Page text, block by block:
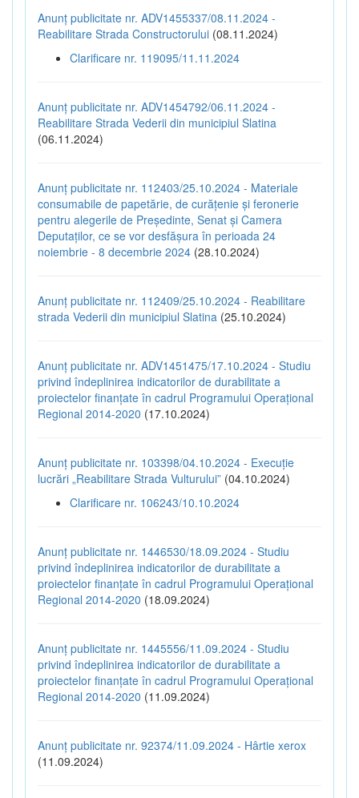
Anunț publicitate nr. ADV1455337/08.11.2024 -
Reabilitare Strada Constructorului (08.11.2024)
Clarificare nr. 119095/11.11.2024
Anunț publicitate nr. ADV1454792/06.11.2024 -
Reabilitare Strada Vederii din municipiul Slatina
(06.11.2024)
Anunț publicitate nr. 112403/25.10.2024 - Materiale
consumabile de papetărie, de curățenie și feronerie
pentru alegerile de Președinte, Senat și Camera
Deputaților, ce se vor desfășura în perioada 24
noiembrie - 8 decembrie 2024 (28.10.2024)
Anunț publicitate nr. 112409/25.10.2024 - Reabilitare
strada Vederii din municipiul Slatina (25.10.2024)
Anunț publicitate nr. ADV1451475/17.10.2024 - Studiu
privind îndeplinirea indicatorilor de durabilitate a
proiectelor finanțate în cadrul Programului Operațional
Regional 2014-2020 (17.10.2024)
Anunț publicitate nr. 103398/04.10.2024 - Execuție
lucrări „Reabilitare Strada Vulturului” (04.10.2024)
Clarificare nr. 106243/10.10.2024
Anunț publicitate nr. 1446530/18.09.2024 - Studiu
privind îndeplinirea indicatorilor de durabilitate a
proiectelor finanțate în cadrul Programului Operațional
Regional 2014-2020 (18.09.2024)
Anunț publicitate nr. 1445556/11.09.2024 - Studiu
privind îndeplinirea indicatorilor de durabilitate a
proiectelor finanțate în cadrul Programului Operațional
Regional 2014-2020 (11.09.2024)
Anunț publicitate nr. 92374/11.09.2024 - Hârtie xerox
(11.09.2024)